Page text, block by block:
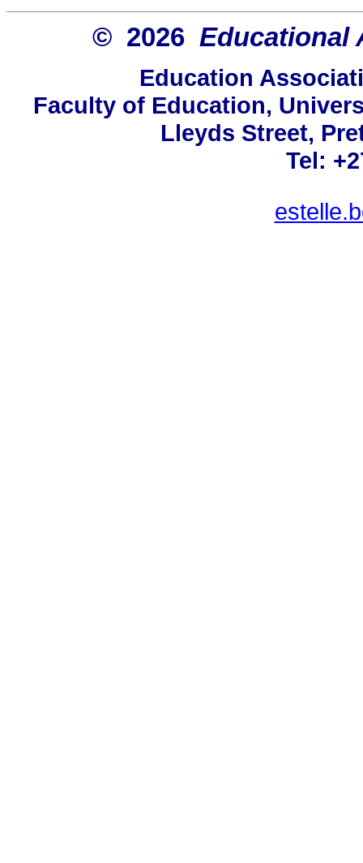
© 2026 Educational
Education
Faculty of Education,
Lleyds Street,
Tel: